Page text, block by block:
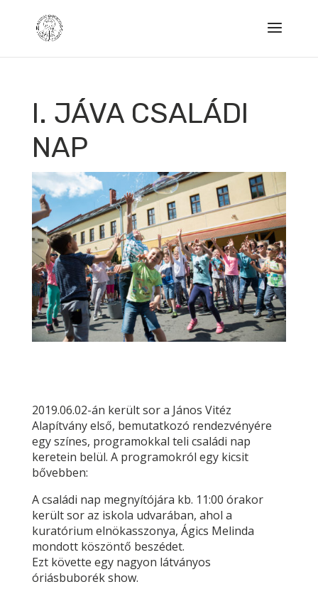
I. JÁVA CSALÁDI
NAP
2019.06.02-án került sor a János Vitéz
Alapítvány első, bemutatkozó rendezvényére
egy színes, programokkal teli családi nap
keretein belül. A programokról egy kicsit
bővebben:
A családi nap megnyítójára kb. 11:00 órakor
került sor az iskola udvarában, ahol a
kuratórium elnökasszonya, Ágics Melinda
mondott köszöntő beszédet.
Ezt követte egy nagyon látványos
óriásbuborék show.